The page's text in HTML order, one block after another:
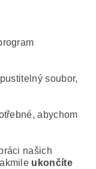
soubor,
abychom
našich
ukončíte